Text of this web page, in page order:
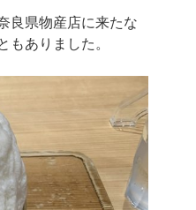
良県物産店に来たな
もありました。